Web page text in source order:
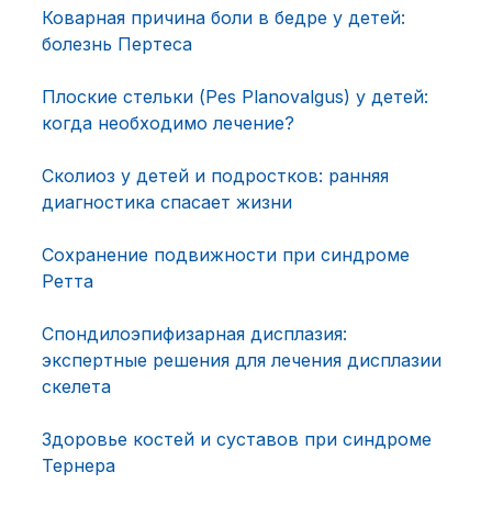
Коварная причина боли в бедре у детей:
болезнь Пертеса
Плоские стельки (Pes Planovalgus) у детей:
когда необходимо лечение?
Сколиоз у детей и подростков: ранняя
диагностика спасает жизни
Сохранение подвижности при синдроме
Ретта
Спондилоэпифизарная дисплазия:
экспертные решения для лечения дисплазии
скелета
Здоровье костей и суставов при синдроме
Тернера